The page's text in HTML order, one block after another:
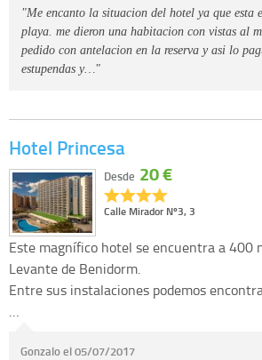
"Me encanto la situacion del hotel ya que esta
playa. me dieron una habitacion con vistas al
pedido con antelacion en la reserva y asi lo
estupendas y…"
Hotel Princesa
Calle Mirador Nº3, 3
Desde 20 €
Este magnífico hotel se encuentra a 400
Levante de Benidorm.
Entre sus instalaciones podemos
…
Gonzalo el 05/07/2017